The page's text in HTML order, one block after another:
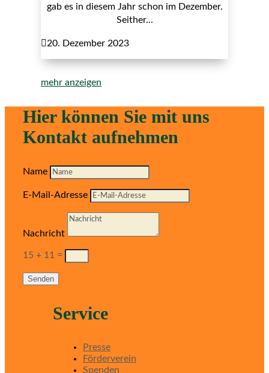
gab es in diesem Jahr schon im Dezember.
Seither...
20. Dezember 2023
mehr anzeigen
Hier können Sie mit uns
Kontakt aufnehmen
Name
E-Mail-Adresse
Nachricht
15 + 11 =
Senden
Service
Presse
Förderverein
Spenden